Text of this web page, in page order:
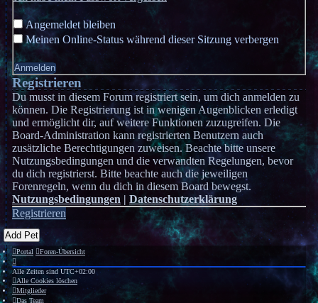
Angemeldet bleiben
Meinen Online-Status während dieser Sitzung verbergen
Registrieren
Du musst in diesem Forum registriert sein, um dich anmelden zu
können. Die Registrierung ist in wenigen Augenblicken erledigt
und ermöglicht dir, auf weitere Funktionen zuzugreifen. Die
Board-Administration kann registrierten Benutzern auch
zusätzliche Berechtigungen zuweisen. Beachte bitte unsere
Nutzungsbedingungen und die verwandten Regelungen, bevor
du dich registrierst. Bitte beachte auch die jeweiligen
Forenregeln, wenn du dich in diesem Board bewegst.
Nutzungsbedingungen | Datenschutzerklärung
Registrieren
Add Pet
Portal Foren-Übersicht
Alle Zeiten sind UTC+02:00
Alle Cookies löschen
Mitglieder
Das Team